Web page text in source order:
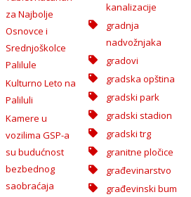
za Najbolje
Osnovce i
Srednjoškolce
Palilule
Kulturno Leto na
Paliluli
Kamere u
vozilima GSP-a
su budućnost
bezbednog
saobraćaja
kanalizacije
gradnja
nadvožnjaka
gradovi
gradska opština
gradski park
gradski stadion
gradski trg
granitne pločice
građevinarstvo
građevinski bum